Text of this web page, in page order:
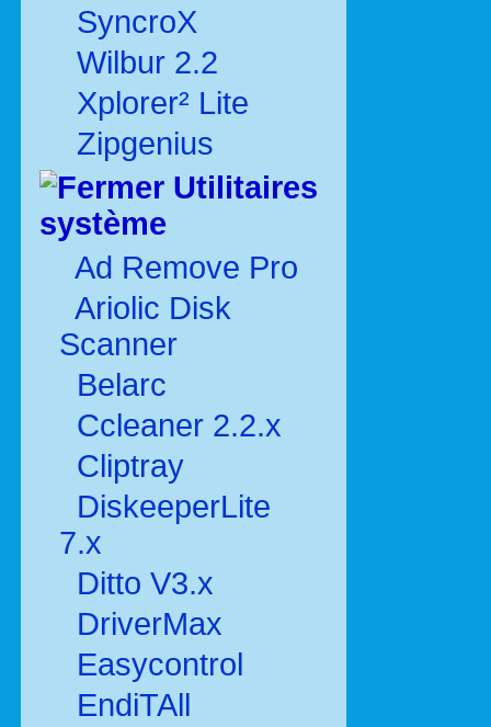
SyncroX
Wilbur 2.2
Xplorer² Lite
Zipgenius
Utilitaires
système
Ad Remove Pro
Ariolic Disk
Scanner
Belarc
Ccleaner 2.2.x
Cliptray
DiskeeperLite
7.x
Ditto V3.x
DriverMax
Easycontrol
EndiTAll